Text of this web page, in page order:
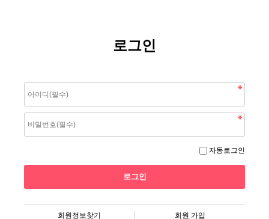
로그인
자동로그인
회원정보찾기 회원 가입